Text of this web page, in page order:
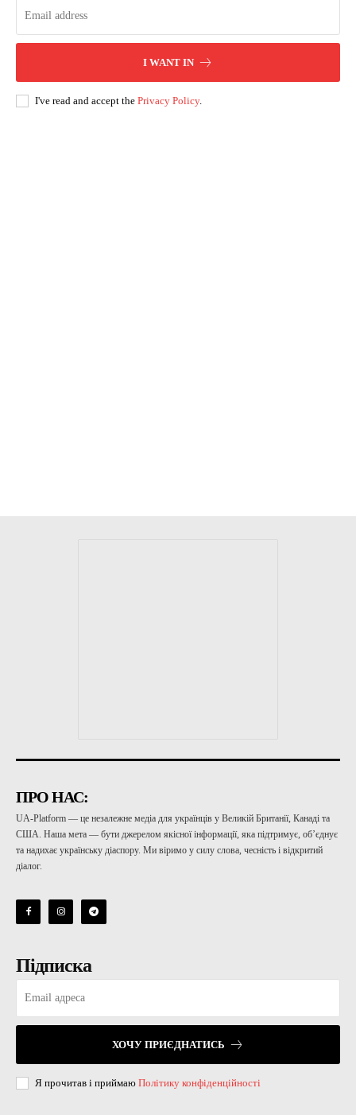
I WANT IN
I've read and accept the Privacy Policy.
ПРО НАС:
UA-Platform — це незалежне медіа для українців у Великій Британії, Канаді та
США. Наша мета — бути джерелом якісної інформації, яка підтримує, об’єднує
та надихає українську діаспору. Ми віримо у силу слова, чесність і відкритий
діалог.
Підписка
ХОЧУ ПРИЄДНАТИСЬ
Я прочитав і приймаю Політику конфіденційності